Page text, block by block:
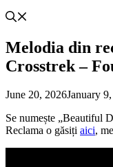
Melodia din
Crosstrek –
June 20, 2026January
Se numește „Beautiful
Reclama o găsiți aici,